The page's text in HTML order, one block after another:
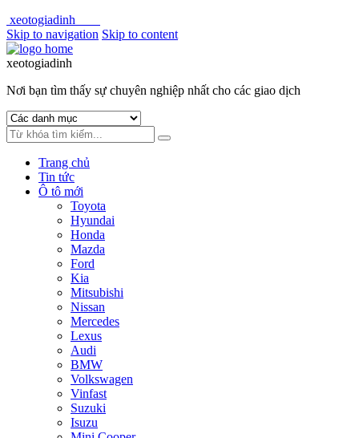
xeotogiadinh
Skip to navigation Skip to content
xeotogiadinh
Nơi bạn tìm thấy sự chuyên nghiệp nhất cho các giao dịch
Trang chủ
Tin tức
Ô tô mới
Toyota
Hyundai
Honda
Mazda
Ford
Kia
Mitsubishi
Nissan
Mercedes
Lexus
Audi
BMW
Volkswagen
Vinfast
Suzuki
Isuzu